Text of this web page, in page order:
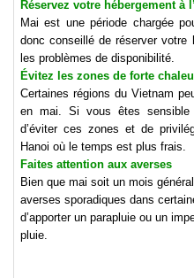
Réservez votre hébergement à
Mai est une période chargée
donc conseillé de réserver votre
les problèmes de disponibilité.
Évitez les zones de forte
Certaines régions du Vietnam
en mai. Si vous êtes
d’éviter ces zones et de
Hanoi où le temps est plus frais.
Faites attention aux averses
Bien que mai soit un mois
averses sporadiques dans
d’apporter un parapluie ou un
pluie.